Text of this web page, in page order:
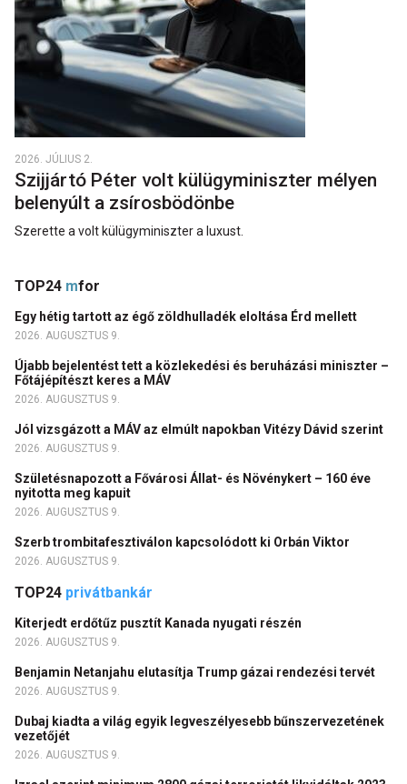
2026. JÚLIUS 2.
Szijjártó Péter volt külügyminiszter mélyen
belenyúlt a zsírosbödönbe
Szerette a volt külügyminiszter a luxust.
TOP24 mfor
Egy hétig tartott az égő zöldhulladék eloltása Érd mellett
2026. AUGUSZTUS 9.
Újabb bejelentést tett a közlekedési és beruházási miniszter –
Főtájépítészt keres a MÁV
2026. AUGUSZTUS 9.
Jól vizsgázott a MÁV az elmúlt napokban Vitézy Dávid szerint
2026. AUGUSZTUS 9.
Születésnapozott a Fővárosi Állat- és Növénykert – 160 éve
nyitotta meg kapuit
2026. AUGUSZTUS 9.
Szerb trombitafesztiválon kapcsolódott ki Orbán Viktor
2026. AUGUSZTUS 9.
TOP24 privátbankár
Kiterjedt erdőtűz pusztít Kanada nyugati részén
2026. AUGUSZTUS 9.
Benjamin Netanjahu elutasítja Trump gázai rendezési tervét
2026. AUGUSZTUS 9.
Dubaj kiadta a világ egyik legveszélyesebb bűnszervezetének
vezetőjét
2026. AUGUSZTUS 9.